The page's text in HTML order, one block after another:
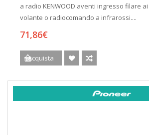
a radio KENWOOD aventi ingresso filare
volante o radiocomando a infrarossi....
71,86€
Acquista